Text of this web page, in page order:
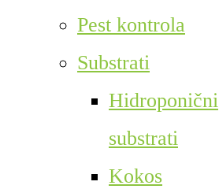
Pest kontrola
Substrati
Hidroponični
substrati
Kokos